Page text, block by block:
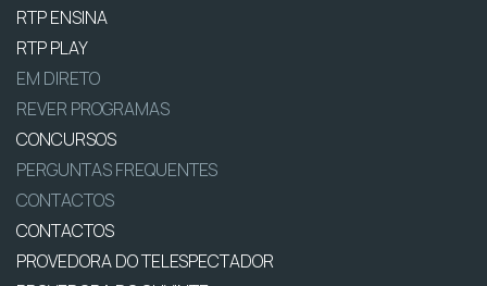
RTP ENSINA
RTP PLAY
EM DIRETO
REVER PROGRAMAS
CONCURSOS
PERGUNTAS FREQUENTES
CONTACTOS
CONTACTOS
PROVEDORA DO TELESPECTADOR